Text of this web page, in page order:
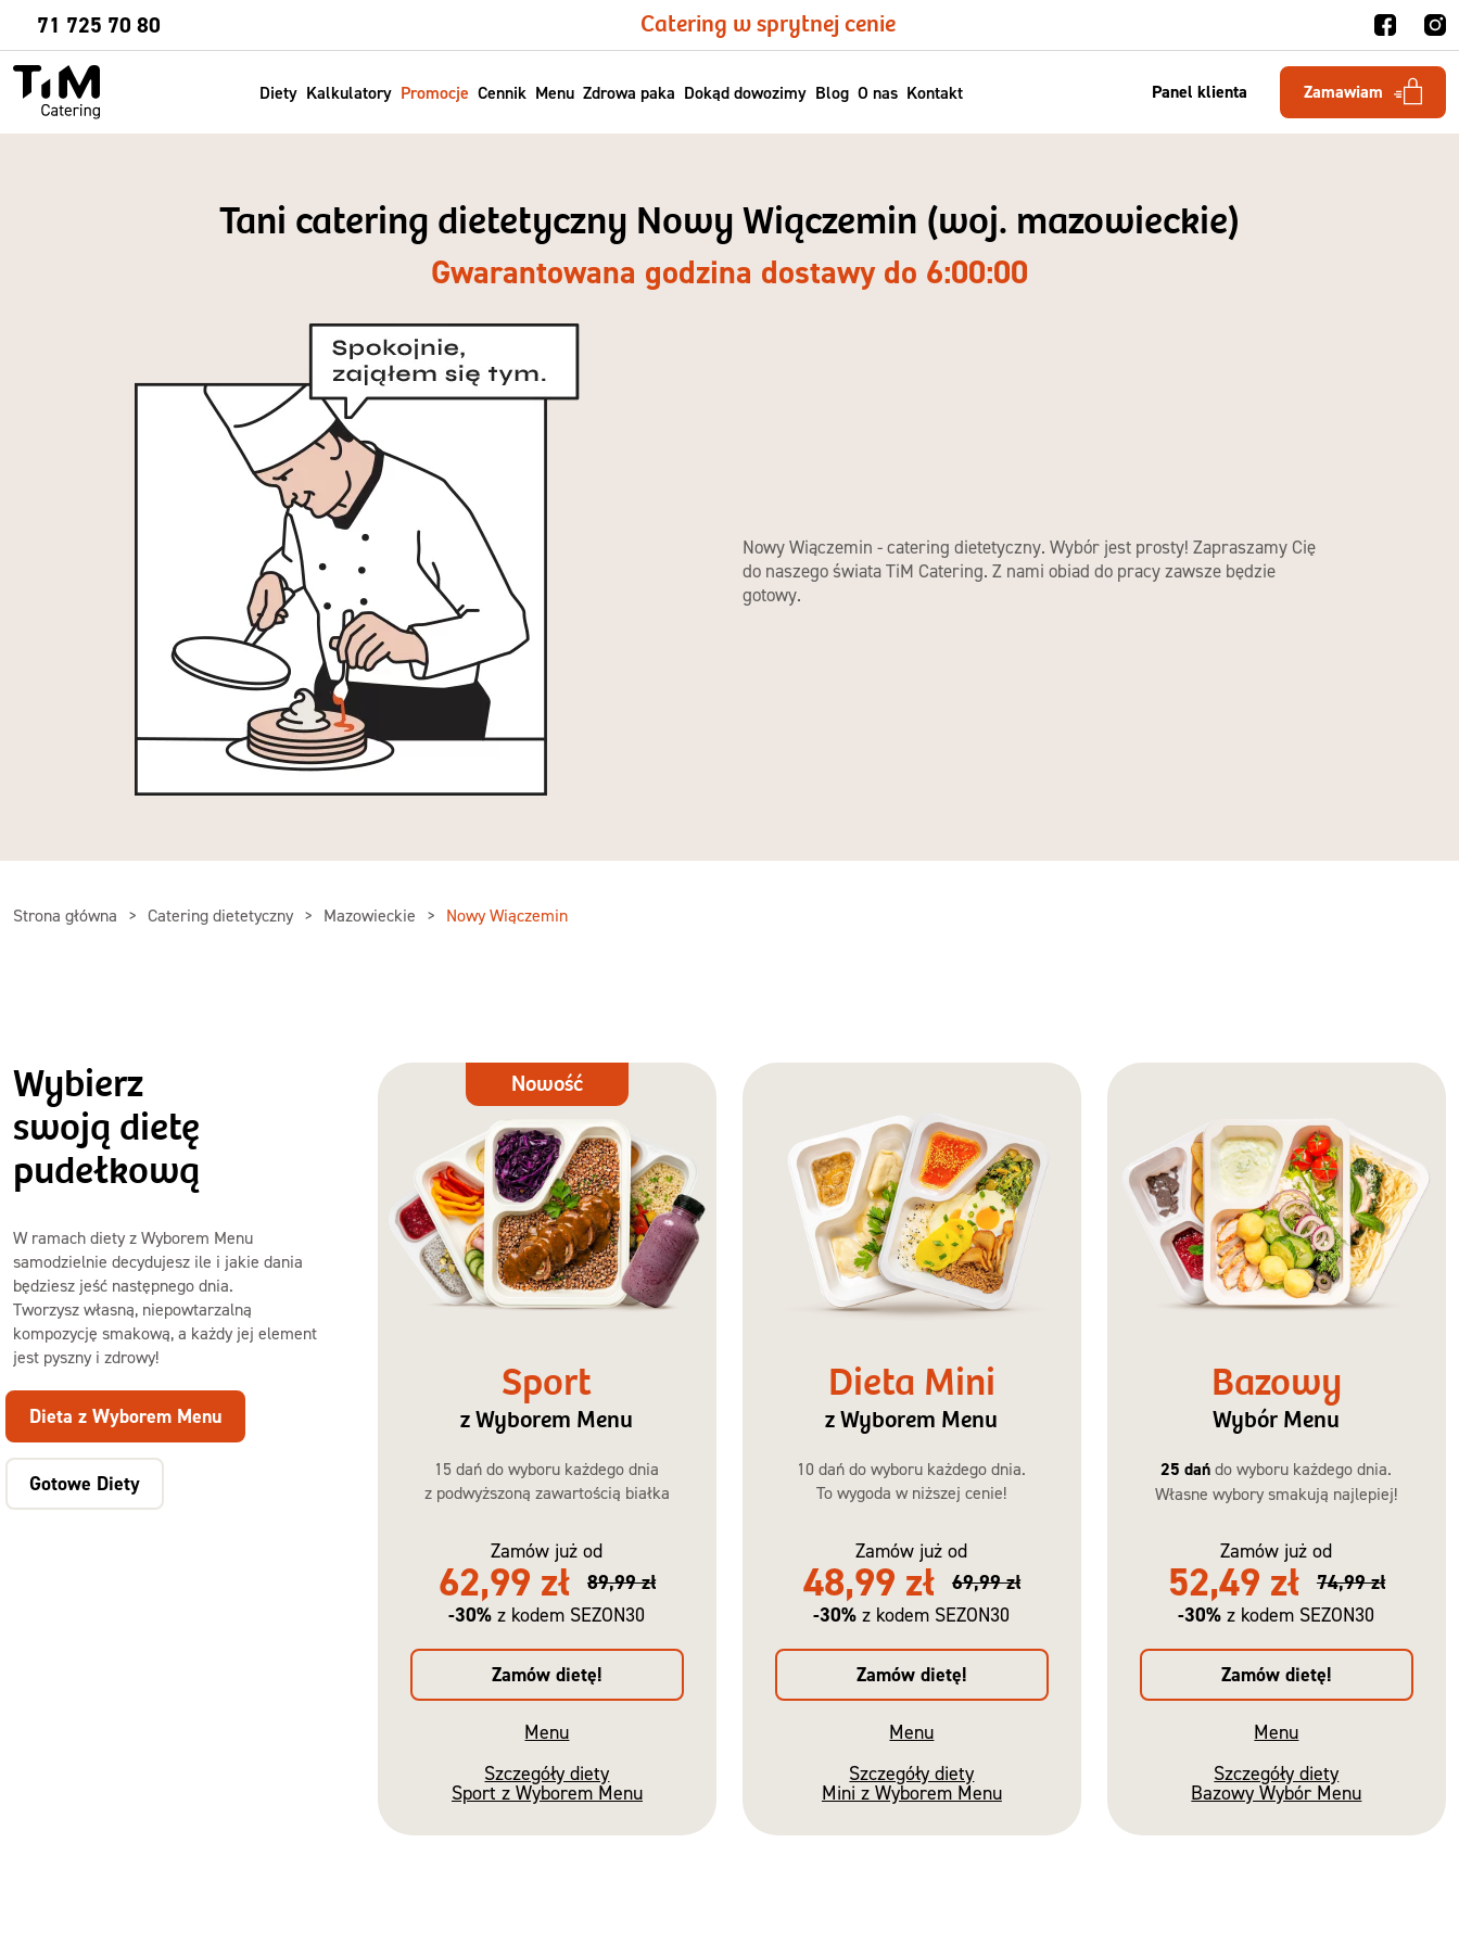
71 725 70 80 Catering w sprytnej cenie
Panel klienta Zamawiam
Diety Kalkulatory Promocje Cennik Menu Zdrowa paka Dokąd dowozimy Blog O nas Kontakt
Sprawdź
Tani catering dietetyczny Nowy Wiączemin (woj. mazowieckie)
Gwarantowana godzina dostawy do 6:00:00
Nowy Wiączemin - catering dietetyczny. Wybór jest prosty! Zapraszamy Cię
do naszego świata TiM Catering. Z nami obiad do pracy zawsze będzie
gotowy.
Strona główna Catering dietetyczny Mazowieckie Nowy Wiączemin
Wybierz
swoją dietę
pudełkową
W ramach diety z Wyborem Menu
samodzielnie decydujesz ile i jakie dania
będziesz jeść następnego dnia.
Tworzysz własną, niepowtarzalną
kompozycję smakową, a każdy jej element
jest pyszny i zdrowy!
Dieta z Wyborem Menu
Gotowe Diety
Dieta
Nowość
Sport
z Wyborem Menu
15 dań do wyboru każdego dnia
z podwyższoną zawartością białka
Zamów już od
62,99 zł
89,99 zł
-30% z kodem SEZON30
Zamów dietę!
Menu
Szczegóły diety
Sport z Wyborem Menu
Dieta Mini
z Wyborem Menu
10 dań do wyboru każdego dnia.
To wygoda w niższej cenie!
Zamów już od
48,99 zł
69,99 zł
-30% z kodem SEZON30
Zamów dietę!
Menu
Szczegóły diety
Mini z Wyborem Menu
Bazowy
Wybór Menu
25 dań do wyboru każdego dnia.
Własne wybory smakują najlepiej!
Zamów już od
52,49 zł
74,99 zł
-30% z kodem SEZON30
Zamów dietę!
Menu
Szczegóły diety
Bazowy Wybór Menu